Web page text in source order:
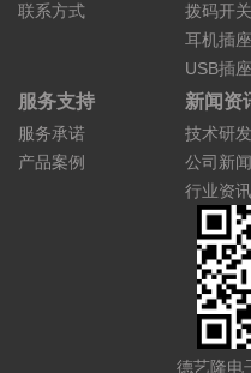
联系方式
拨码开关
耳机插座
USB插座
服务支持
服务承诺
产品案例
新闻资
技术研发
公司新闻
行业资讯
德艺隆电